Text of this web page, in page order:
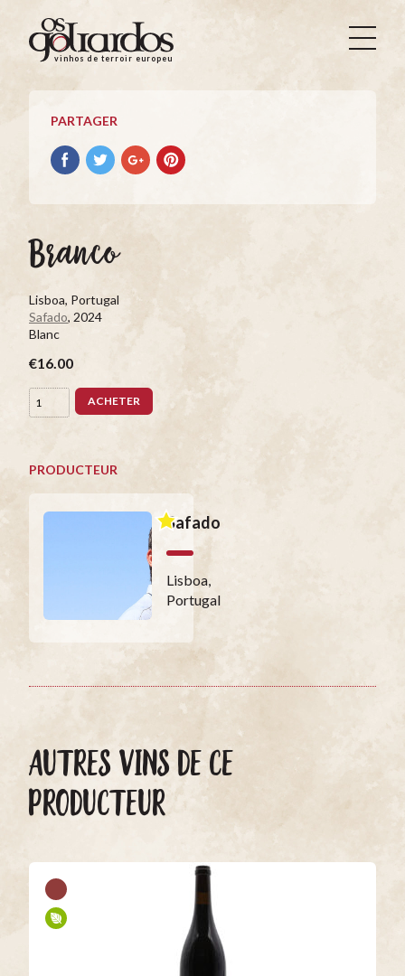
Os
Goliardos
Vinhos
Terroir
Europeus
vinhos de terroir europeus
PARTAGER
Partager
avec
Partager
avec
Partager
avec
Partager
avec
Branco
Lisboa, Portugal
Safado, 2024
Blanc
€16.00
ACHETER
PRODUCTEUR
Safado
Lisboa,
Portugal
AUTRES VINS DE CE
PRODUCTEUR